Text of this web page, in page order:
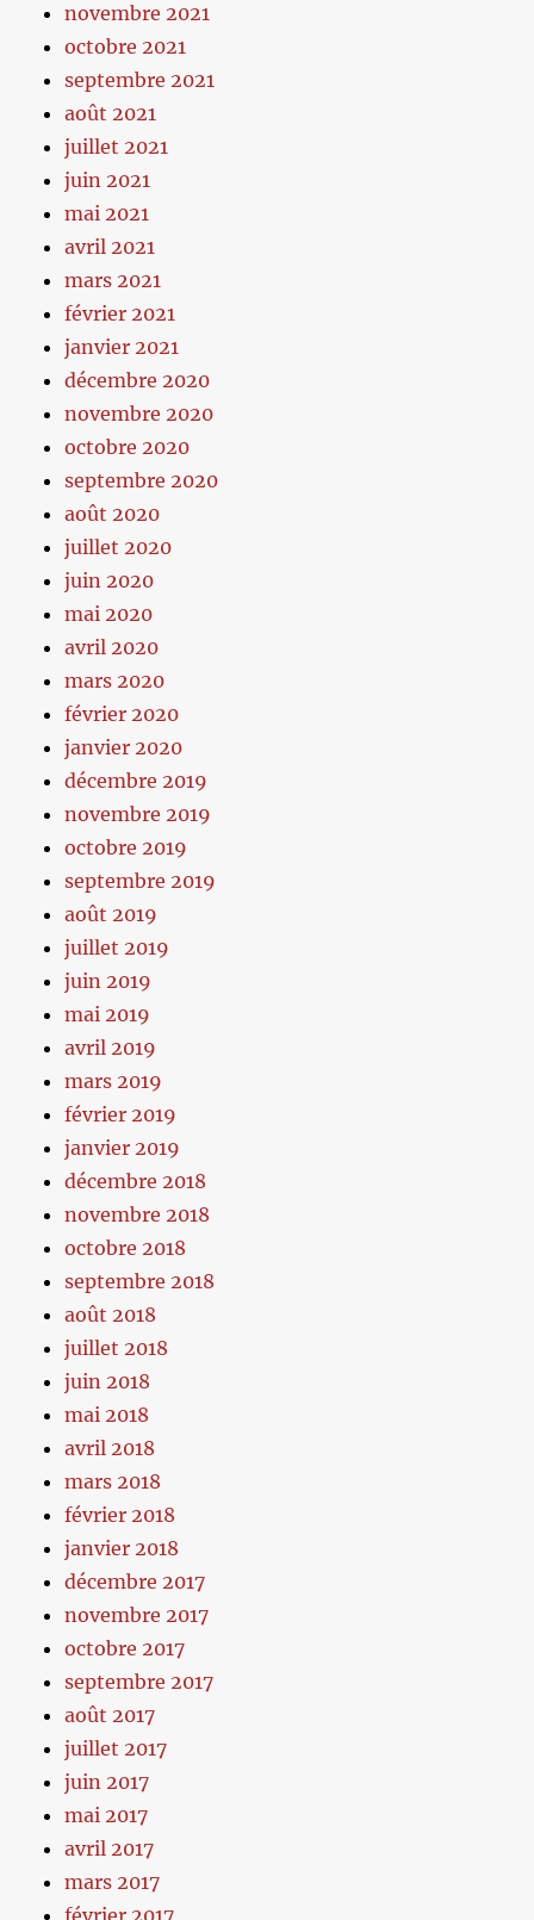
novembre 2021
octobre 2021
septembre 2021
août 2021
juillet 2021
juin 2021
mai 2021
avril 2021
mars 2021
février 2021
janvier 2021
décembre 2020
novembre 2020
octobre 2020
septembre 2020
août 2020
juillet 2020
juin 2020
mai 2020
avril 2020
mars 2020
février 2020
janvier 2020
décembre 2019
novembre 2019
octobre 2019
septembre 2019
août 2019
juillet 2019
juin 2019
mai 2019
avril 2019
mars 2019
février 2019
janvier 2019
décembre 2018
novembre 2018
octobre 2018
septembre 2018
août 2018
juillet 2018
juin 2018
mai 2018
avril 2018
mars 2018
février 2018
janvier 2018
décembre 2017
novembre 2017
octobre 2017
septembre 2017
août 2017
juillet 2017
juin 2017
mai 2017
avril 2017
mars 2017
février 2017